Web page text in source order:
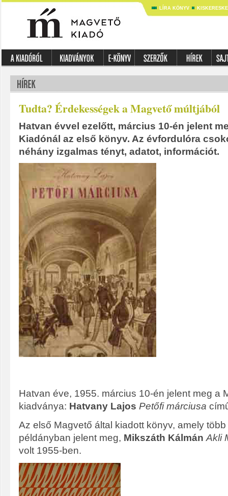
LÍRA KÖNYV
Tudta? Érdekességek a Magvető múltjából
Hatvan évvel ezelőtt, március 10-én jelent
Kiadónál az első könyv. Az évfordulóra
néhány izgalmas tényt, adatot, információt.
Hatvan éve, 1955. március 10-én jelent meg a
kiadványa: Hatvany Lajos Petőfi márciusa
Az első Magvető által kiadott könyv, amely
példányban jelent meg, Mikszáth Kálmán Akli
volt 1955-ben.